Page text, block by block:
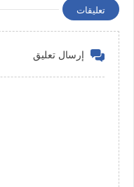
تعليقات
إرسال تعليق